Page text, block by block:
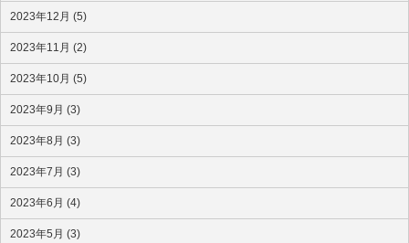
2023年12月 (5)
2023年11月 (2)
2023年10月 (5)
2023年9月 (3)
2023年8月 (3)
2023年7月 (3)
2023年6月 (4)
2023年5月 (3)